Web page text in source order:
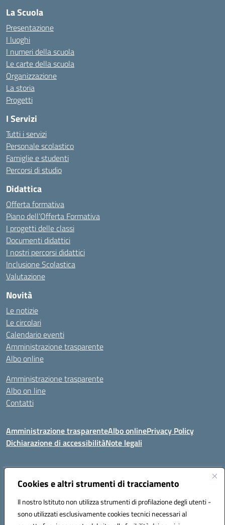
Cookies e altri strumenti di tracciamento
Il nostro Istituto non utilizza strumenti di profilazione degli utenti -
sono utilizzati esclusivamente cookies tecnici necessari al
La Scuola
Presentazione
I luoghi
I numeri della scuola
Le carte della scuola
Organizzazione
La storia
Progetti
I Servizi
Tutti i servizi
Personale scolastico
Famiglie e studenti
Percorsi di studio
Didattica
Offerta formativa
Piano dell’Offerta Formativa
I progetti delle classi
Documenti didattici
I nostri percorsi didattici
Inclusione Scolastica
Valutazione
Novità
Le notizie
Le circolari
Calendario eventi
Amministrazione trasparente
Albo online
Amministrazione trasparente
Albo on line
Contatti
Amministrazione trasparenteAlbo onlinePrivacy Policy
Dichiarazione di accessibilitàNote legali
Indirizzo:Via Tirso, 07011 Bono (SS)
Posta elettronica certificata (PEC):ssic820006@pec.istruzione.it
Codice fiscale: 81000530907